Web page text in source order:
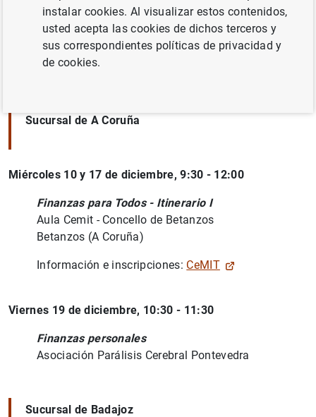
funciones del Banco de España y cómo nuestro
Información y reservas
Sucursal de A Coruña
Miércoles 10 y 17 de diciembre, 9:30 - 12:00
Finanzas para Todos - Itinerario I
Aula Cemit - Concello de Betanzos
Betanzos (A Coruña)
Información e inscripciones: CeMIT
Viernes 19 de diciembre, 10:30 - 11:30
Finanzas personales
Asociación Parálisis Cerebral Pontevedra
Sucursal de Badajoz
instalar cookies. Al visualizar estos contenidos,
usted acepta las cookies de dichos terceros y
sus correspondientes políticas de privacidad y
de cookies.